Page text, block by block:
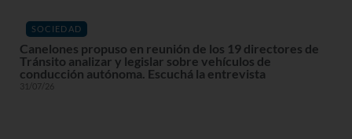
SOCIEDAD
Canelones propuso en reunión de los 19 directores de
Tránsito analizar y legislar sobre vehículos de
conducción autónoma. Escuchá la entrevista
31/07/26